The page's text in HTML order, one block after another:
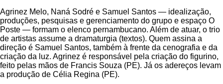
Agrinez Melo, Naná Sodré e Samuel Santos — idealização,
produções, pesquisas e gerenciamento do grupo e espaço O
Poste — formam o elenco pernambucano. Além de atuar, o trio
de artistas assume a dramaturgia (textos). Quem assina a
direção é Samuel Santos, também à frente da cenografia e da
criação da luz. Agrinez é responsável pela criação do figurino,
feito pelas mãos de Francis Souza (PE). Já os adereços levam
a produção de Célia Regina (PE).